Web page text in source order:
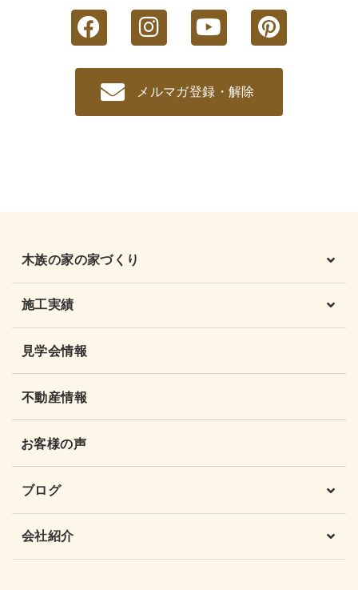
メルマガ登録・解除
木族の家の家づくり
施工実績
見学会情報
不動産情報
お客様の声
ブログ
会社紹介